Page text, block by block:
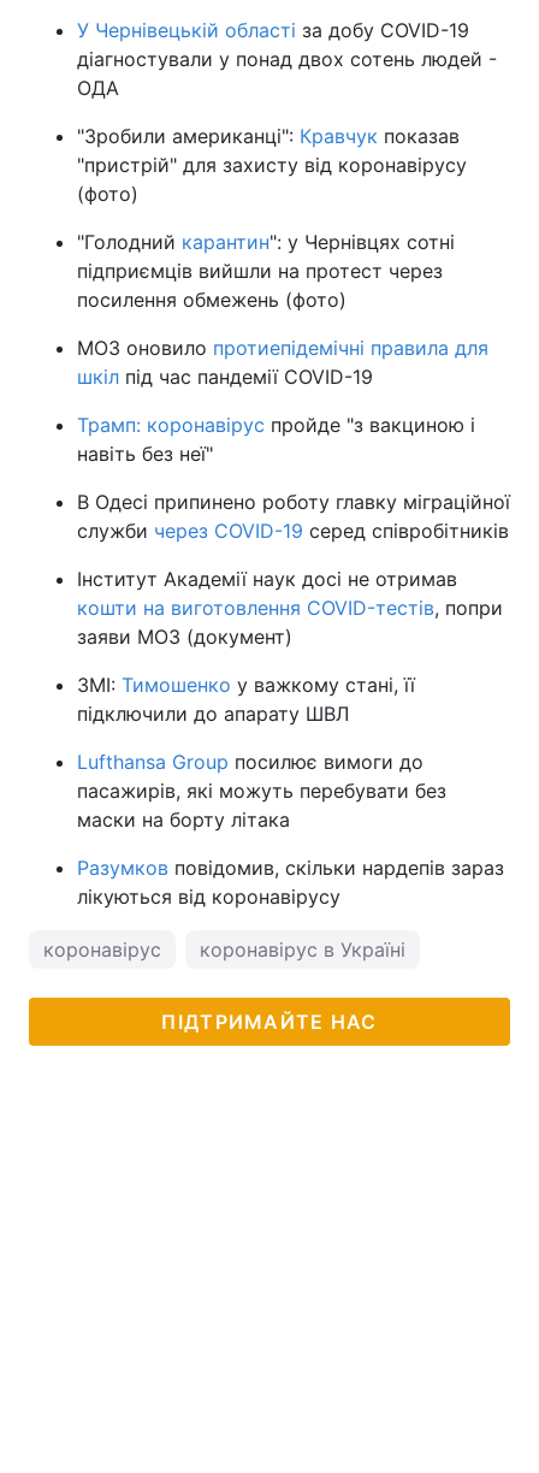
У Чернівецькій області за добу COVID-19
діагностували у понад двох сотень людей -
ОДА
"Зробили американці": Кравчук показав
"пристрій" для захисту від коронавірусу
(фото)
"Голодний карантин": у Чернівцях сотні
підприємців вийшли на протест через
посилення обмежень (фото)
МОЗ оновило протиепідемічні правила для
шкіл під час пандемії COVID-19
Трамп: коронавірус пройде "з вакциною і
навіть без неї"
В Одесі припинено роботу главку міграційної
служби через COVID-19 серед співробітників
Інститут Академії наук досі не отримав
кошти на виготовлення COVID-тестів, попри
заяви МОЗ (документ)
ЗМІ: Тимошенко у важкому стані, її
підключили до апарату ШВЛ
Lufthansa Group посилює вимоги до
пасажирів, які можуть перебувати без
маски на борту літака
Разумков повідомив, скільки нардепів зараз
лікуються від коронавірусу
коронавірус коронавірус в Україні
ПІДТРИМАЙТЕ НАС